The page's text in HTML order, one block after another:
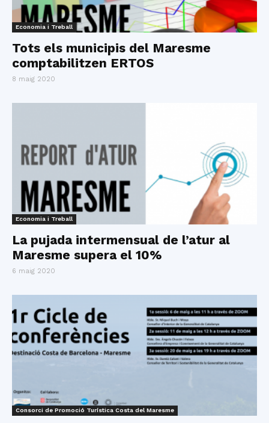
Maresme
Economia i Treball
Tots els municipis del Maresme
comptabilitzen ERTOS
8 maig 2020
Economia i Treball
La pujada intermensual de l’atur al
Maresme supera el 10%
6 maig 2020
Consorci de Promoció Turística Costa del Maresme